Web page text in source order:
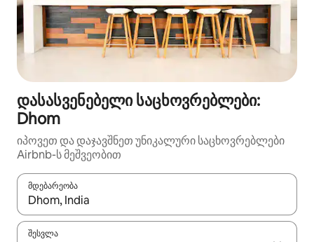
დასასვენებელი საცხოვრებლები:
Dhom
იპოვეთ და დაჯავშნეთ უნიკალური საცხოვრებლები
Airbnb-ს მეშვეობით
მდებარეობა
როცა შედეგები ხელმისაწვდომი გახდება, ნავიგაციისთვის
შესვლა